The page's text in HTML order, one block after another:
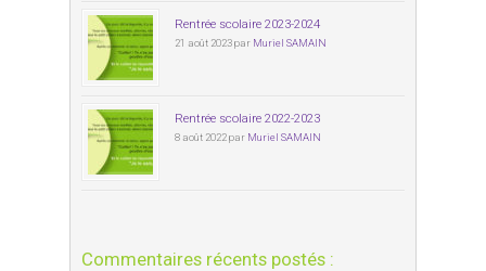
Rentrée scolaire 2023-2024
21 août 2023 par Muriel SAMAIN
Rentrée scolaire 2022-2023
8 août 2022 par Muriel SAMAIN
Commentaires récents postés :